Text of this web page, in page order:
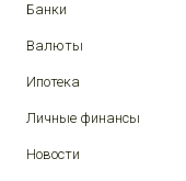
Банки
Валюты
Ипотека
Личные финансы
Новости